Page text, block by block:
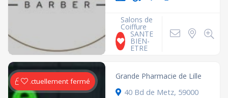
Salons de
Coiffure
SANTE
BIEN-
ETRE
Actuellement fermé
Grande Pharmacie de Lille
40 Bd de Metz, 59000